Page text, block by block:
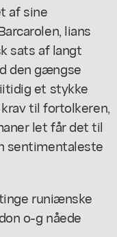
af sine
lians
sats af langt
den gængse
et stykke
til fortolkeren,
let får det til
sentimentaleste
runiænske
o-g nåede